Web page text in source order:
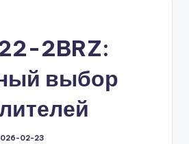
2BRZ:
выбор
02-23